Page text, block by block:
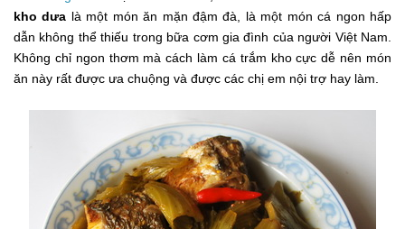
kho dưa là một món ăn mặn đậm đà, là một món cá ngon hấp
dẫn không thể thiếu trong bữa cơm gia đình của người Việt Nam.
Không chỉ ngon thơm mà cách làm cá trắm kho cực dễ nên món
ăn này rất được ưa chuộng và được các chị em nội trợ hay làm.